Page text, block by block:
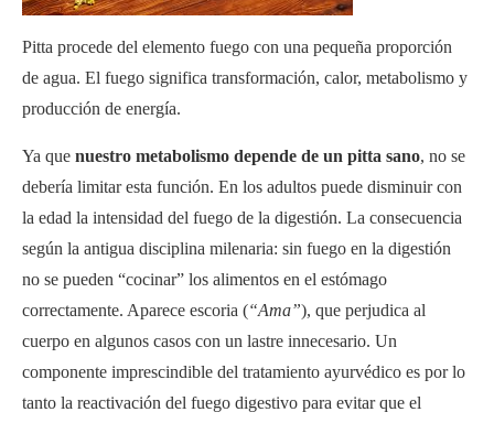
Pitta procede del elemento fuego con una pequeña proporción
de agua. El fuego significa transformación, calor, metabolismo y
producción de energía.
Ya que nuestro metabolismo depende de un pitta sano, no se
debería limitar esta función. En los adultos puede disminuir con
la edad la intensidad del fuego de la digestión. La consecuencia
según la antigua disciplina milenaria: sin fuego en la digestión
no se pueden “cocinar” los alimentos en el estómago
correctamente. Aparece escoria (“Ama”), que perjudica al
cuerpo en algunos casos con un lastre innecesario. Un
componente imprescindible del tratamiento ayurvédico es por lo
tanto la reactivación del fuego digestivo para evitar que el